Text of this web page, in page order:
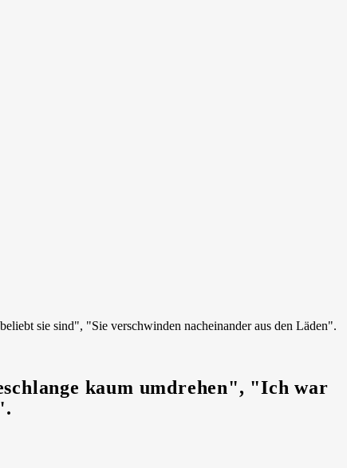
sie sind", "Sie verschwinden nacheinander aus den Läden".
kaum umdrehen", "Ich war